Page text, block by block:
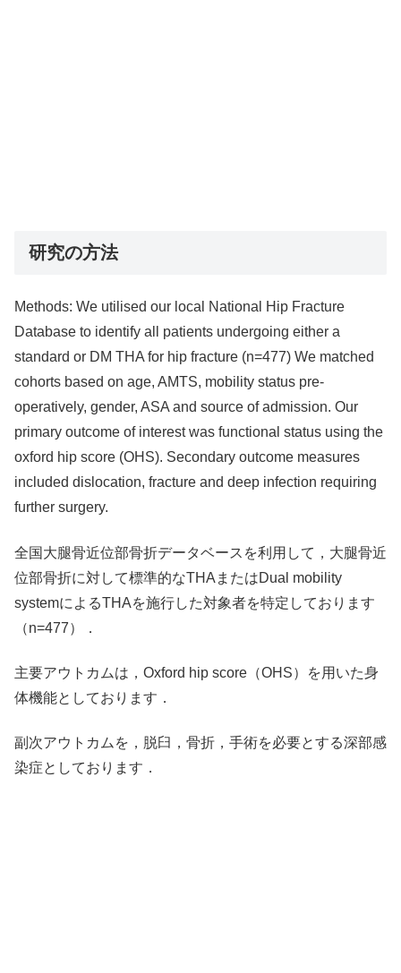
研究の方法
Methods: We utilised our local National Hip Fracture
Database to identify all patients undergoing either a
standard or DM THA for hip fracture (n=477) We matched
cohorts based on age, AMTS, mobility status pre-
operatively, gender, ASA and source of admission. Our
primary outcome of interest was functional status using the
oxford hip score (OHS). Secondary outcome measures
included dislocation, fracture and deep infection requiring
further surgery.
全国大腿骨近位部骨折データベースを利用して，大腿骨近
位部骨折に対して標準的なTHAまたはDual mobility
systemによるTHAを施行した対象者を特定しております
（n=477）．
主要アウトカムは，Oxford hip score（OHS）を用いた身
体機能としております．
副次アウトカムを，脱臼，骨折，手術を必要とする深部感
染症としております．